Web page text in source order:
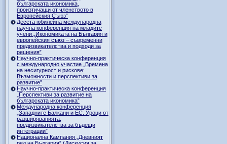
българската икономика,
произтичащи от членството в
Европейския Съюз”
Десета юбилейна международна
научна конференция на младите
учени „Икономиката на България и
европейския съюз – съвременни
предизвикателства и подходи за
решения”
Научно-практическа конференция
с международно участие „Времена
на несигурност и рискове:
Възможности и перспективи за
развитие”
Научно-практическа конференция
„Перспективи за развитие на
българската икономика”
Международна конференция
„Западните Балкани и ЕС. Уроци от
разширяванията,
предизвикателства за бъдещи
интеграции”
Национална Кампания „Дневният